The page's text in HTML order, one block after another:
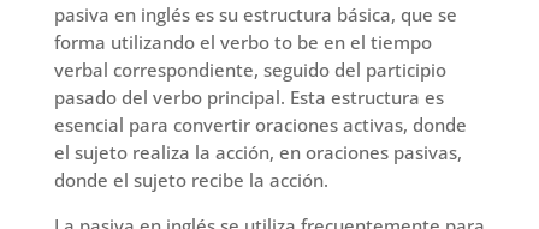
pasiva en inglés es su estructura básica, que se
forma utilizando el verbo to be en el tiempo
verbal correspondiente, seguido del participio
pasado del verbo principal. Esta estructura es
esencial para convertir oraciones activas, donde
el sujeto realiza la acción, en oraciones pasivas,
donde el sujeto recibe la acción.